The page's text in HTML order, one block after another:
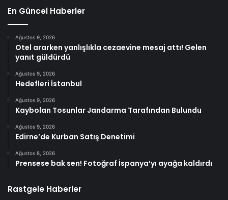
En Güncel Haberler
Ağustos 9, 2026
Otel ararken yanlışlıkla cezaevine mesaj attı! Gelen
yanıt güldürdü
Ağustos 9, 2026
Hedefleri İstanbul
Ağustos 9, 2026
Kaybolan Tosunlar Jandarma Tarafından Bulundu
Ağustos 9, 2026
Edirne’de Kurban Satış Denetimi
Ağustos 8, 2026
Prensese bak sen! Fotoğraf İspanya’yı ayağa kaldırdı
Rastgele Haberler